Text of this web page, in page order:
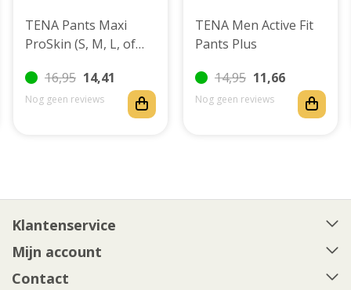
TENA Pants Maxi
ProSkin (S, M, L, of
16,95 14,41
Nog geen reviews
TENA Men Active Fit
Pants Plus
14,95 11,66
Nog geen reviews
Klantenservice
Mijn account
Contact